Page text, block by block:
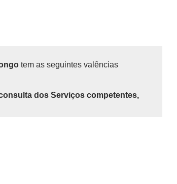
tem as seguintes valências
dos Serviços competentes,